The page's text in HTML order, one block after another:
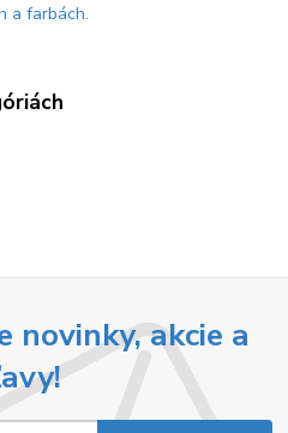
a farbách.
novinky, akcie a